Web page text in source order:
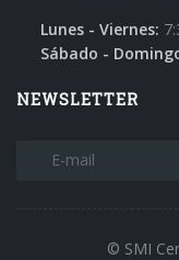
Lunes - Viernes:
Sábado -
NEWSLETTER
© SMI